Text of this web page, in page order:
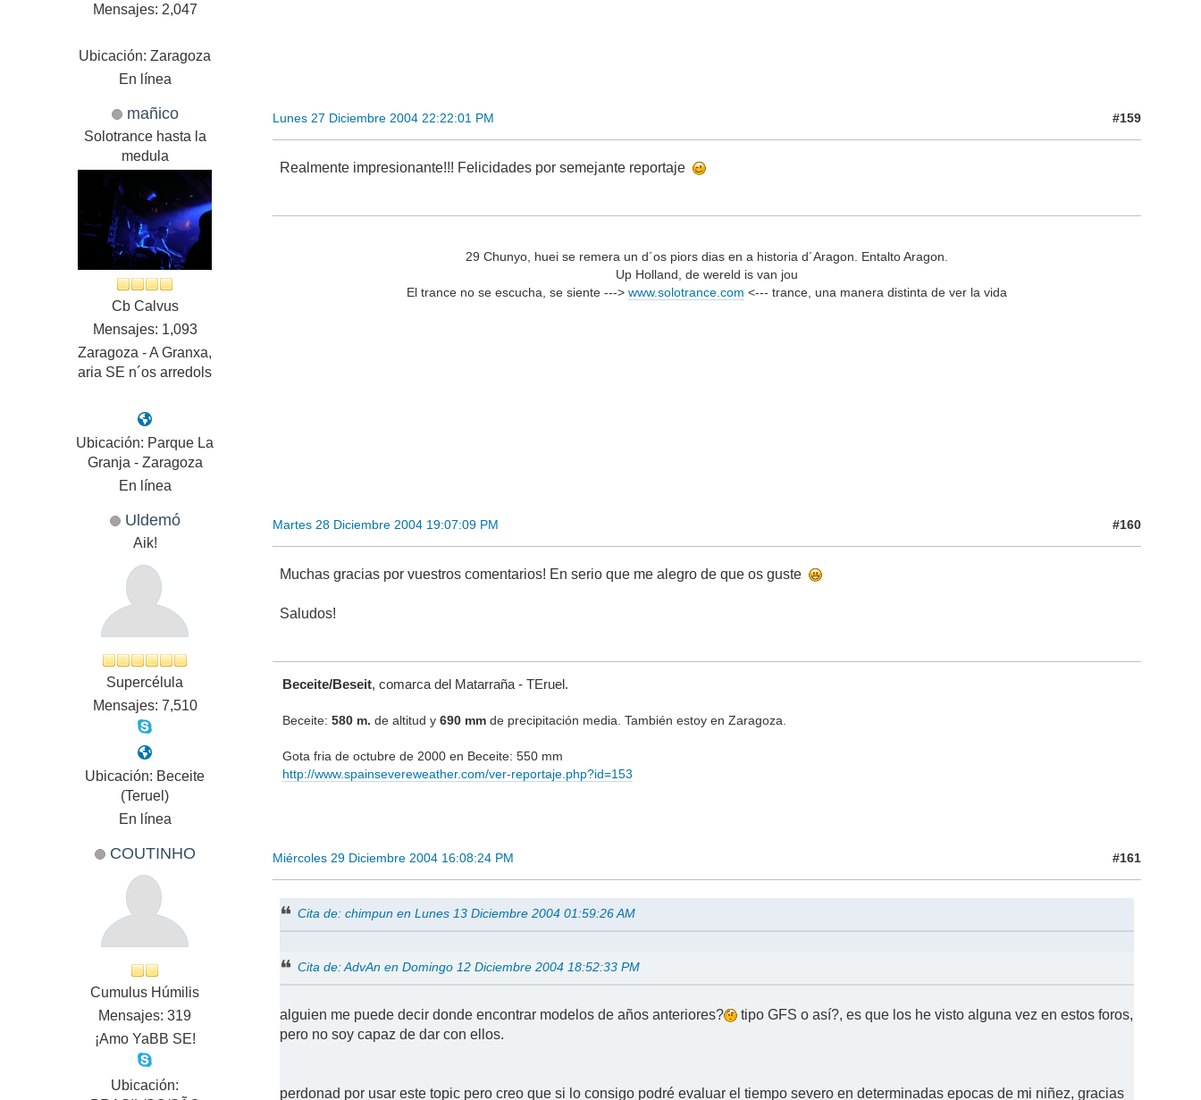
Mensajes: 2,047
Ubicación: Zaragoza
En línea
mañico
Solotrance hasta la
medula
Cb Calvus
Mensajes: 1,093
Zaragoza - A Granxa,
aria SE n´os arredols
Ubicación: Parque La
Granja - Zaragoza
En línea
Lunes 27 Diciembre 2004 22:22:01 PM #159
Realmente impresionante!!! Felicidades por semejante reportaje
29 Chunyo, huei se remera un d´os piors dias en a historia d´Aragon. Entalto Aragon.
Up Holland, de wereld is van jou
El trance no se escucha, se siente ---> www.solotrance.com <--- trance, una manera distinta de ver la vida
Uldemó
Aik!
Supercélula
Mensajes: 7,510
Ubicación: Beceite
(Teruel)
En línea
Martes 28 Diciembre 2004 19:07:09 PM #160
Muchas gracias por vuestros comentarios! En serio que me alegro de que os guste
Saludos!
Beceite/Beseit, comarca del Matarraña - TEruel.
Beceite: 580 m. de altitud y 690 mm de precipitación media. También estoy en Zaragoza.
Gota fria de octubre de 2000 en Beceite: 550 mm
http://www.spainsevereweather.com/ver-reportaje.php?id=153
COUTINHO
Cumulus Húmilis
Mensajes: 319
¡Amo YaBB SE!
Ubicación:
Miércoles 29 Diciembre 2004 16:08:24 PM #161
Cita de: chimpun en Lunes 13 Diciembre 2004 01:59:26 AM
Cita de: AdvAn en Domingo 12 Diciembre 2004 18:52:33 PM
alguien me puede decir donde encontrar modelos de años anteriores?
tipo GFS o así?, es que los he visto alguna vez en estos foros,
pero no soy capaz de dar con ellos.
perdonad por usar este topic pero creo que si lo consigo podré evaluar el tiempo severo en determinadas epocas de mi niñez, gracias